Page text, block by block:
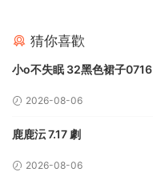
猜你喜歡
小o不失眠 32黑色裙子0716
2026-08-06
鹿鹿沄 7.17 劇
2026-08-06